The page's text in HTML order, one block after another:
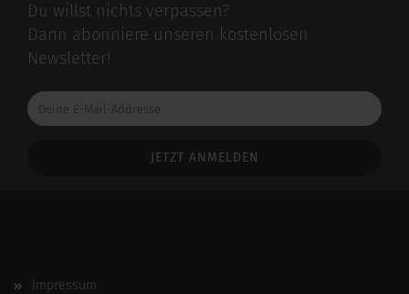
Du willst nichts verpassen?
Dann abonniere unseren kostenlosen
Newsletter!
Deine
E-
Impressum